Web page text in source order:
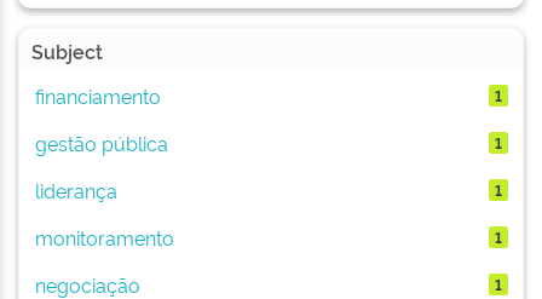
Subject
financiamento
1
gestão pública 1
liderança 1
monitoramento 1
negociação 1